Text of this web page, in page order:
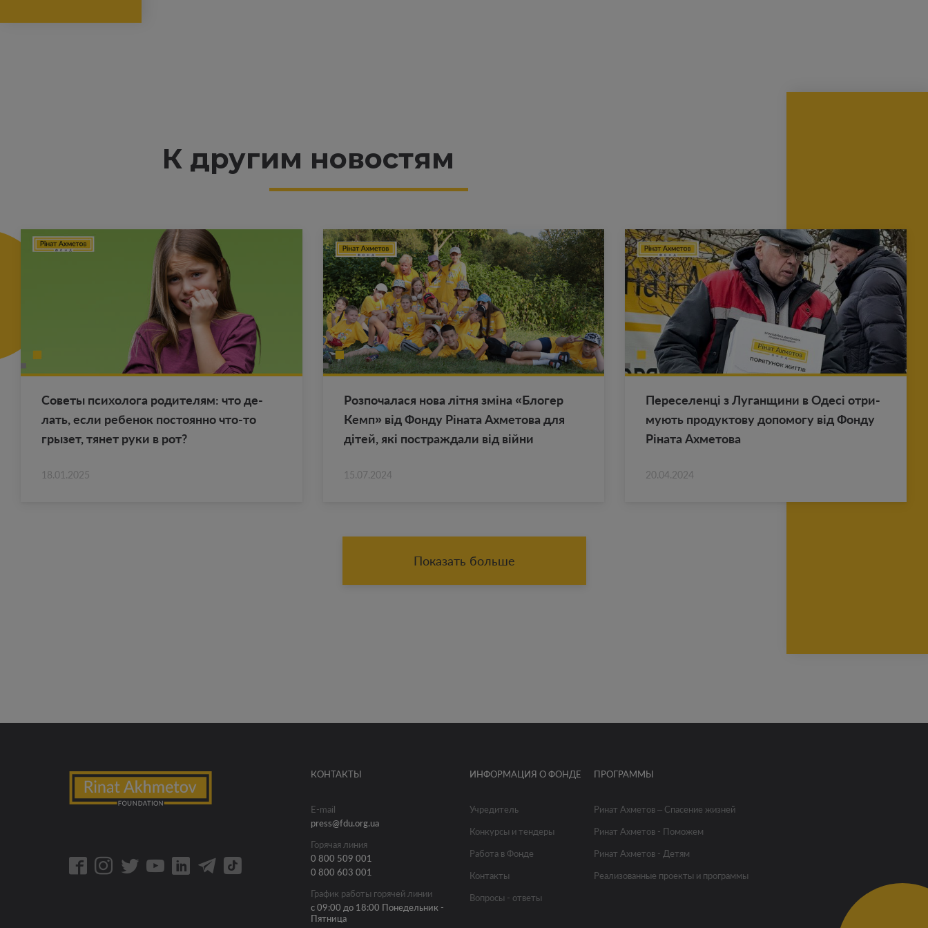
К другим новостям
Со­ве­ты пси­хо­ло­га ро­ди­те­лям: что де­
лать, если ре­бе­нок по­сто­ян­но что-то
гры­зет, тянет руки в рот?
18.01.2025
Роз­по­ча­ла­ся нова літня зміна «Бло­гер
Кемп» від Фонду Ріната Ах­ме­то­ва для
дітей, які по­ст­раж­да­ли від війни
15.07.2024
Пе­ре­се­ленці з Лу­ган­щи­ни в Одесі от­ри­
му­ють про­дук­то­ву до­по­мо­гу від Фонду
Ріната Ах­ме­то­ва
20.04.2024
Показать больше
КОНТАКТЫ
E-mail
press@fdu.org.ua
Горячая линия
0 800 509 001
0 800 603 001
График работы горячей линии
с 09:00 до 18:00 Понедельник -
Пятница
ИНФОРМАЦИЯ О ФОНДЕ
Учредитель
Конкурсы и тендеры
Работа в Фонде
Контакты
Вопросы - ответы
ПРОГРАММЫ
Ринат Ахметов – Спасение жизней
Ринат Ахметов - Поможем
Ринат Ахметов - Детям
Реализованные проекты и программы